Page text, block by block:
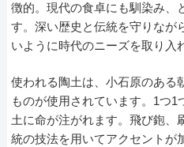
徴的。現代の食卓にも馴染み、
す。深い歴史と伝統を守りなが
いように時代のニーズを取り入
使われる陶土は、小石原のある
ものが使用されています。1つ1
土に命が注がれます。飛び鉋、
統の技法を用いてアクセントが